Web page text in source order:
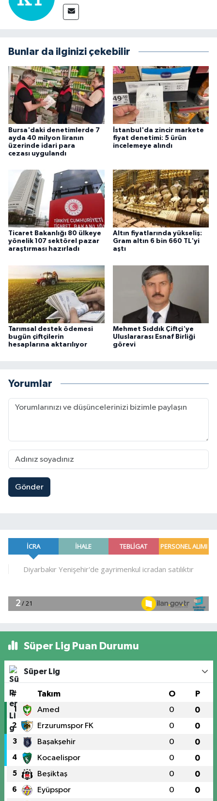
Bunlar da ilginizi çekebilir
Bursa'daki denetimlerde 7
ayda 40 milyon liranın
üzerinde idari para
cezası uygulandı
İstanbul'da zincir markete
fiyat denetimi: 5 ürün
incelemeye alındı
Ticaret Bakanlığı 80 ülkeye
yönelik 107 sektörel pazar
araştırması hazırladı
Altın fiyatlarında yükseliş:
Gram altın 6 bin 660 TL'yi
aştı
Tarımsal destek ödemesi
bugün çiftçilerin
hesaplarına aktarılıyor
Mehmet Sıddık Çiftçi'ye
Uluslararası Esnaf Birliği
görevi
Yorumlar
Gönder
Süper Lig Puan Durumu
Süper Lig
# Takım O P
1 Amed 0 0
2 Erzurumspor FK 0 0
3 Başakşehir 0 0
4 Kocaelispor 0 0
5 Beşiktaş 0 0
6 Eyüpspor 0 0